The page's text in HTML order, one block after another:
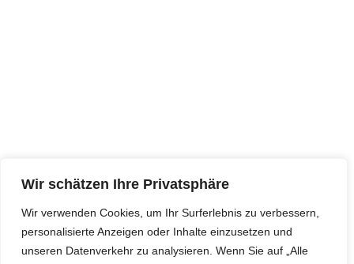
Wir schätzen Ihre Privatsphäre
Wir verwenden Cookies, um Ihr Surferlebnis zu verbessern,
personalisierte Anzeigen oder Inhalte einzusetzen und
unseren Datenverkehr zu analysieren. Wenn Sie auf „Alle